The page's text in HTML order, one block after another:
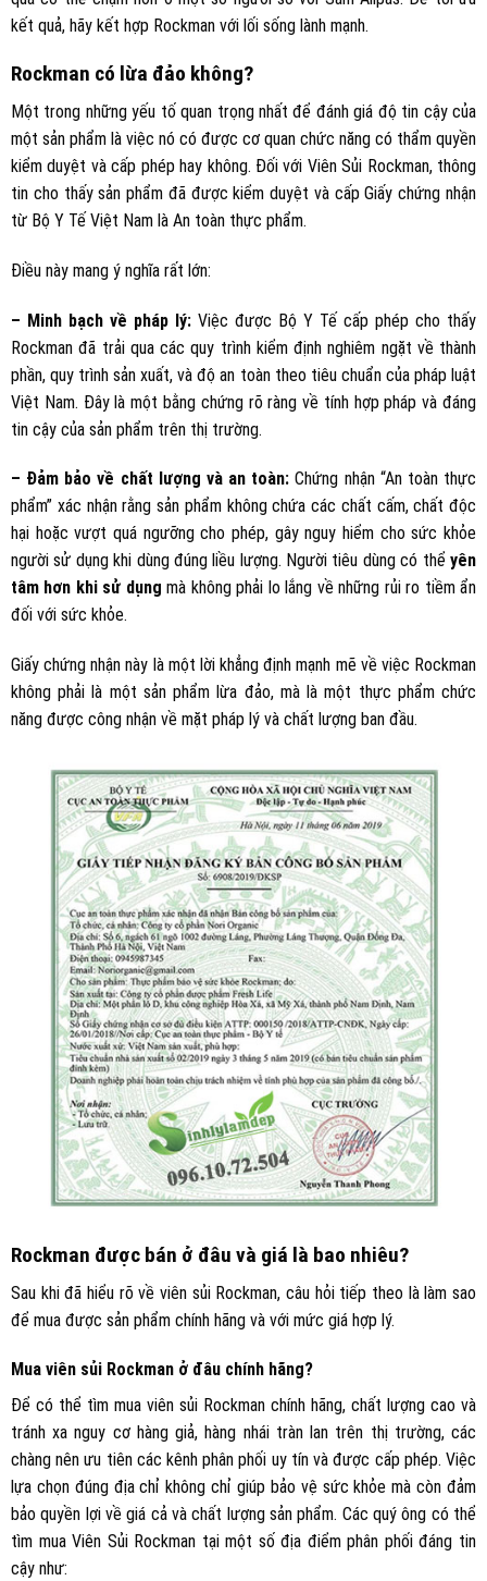
kết quả, hãy kết hợp Rockman với lối sống lành mạnh.
Rockman có lừa đảo không?
Một trong những yếu tố quan trọng nhất để đánh giá độ tin cậy của
một sản phẩm là việc nó có được cơ quan chức năng có thẩm quyền
kiểm duyệt và cấp phép hay không. Đối với Viên Sủi Rockman, thông
tin cho thấy sản phẩm đã được kiểm duyệt và cấp Giấy chứng nhận
từ Bộ Y Tế Việt Nam là An toàn thực phẩm.
Điều này mang ý nghĩa rất lớn:
– Minh bạch về pháp lý: Việc được Bộ Y Tế cấp phép cho thấy
Rockman đã trải qua các quy trình kiểm định nghiêm ngặt về thành
phần, quy trình sản xuất, và độ an toàn theo tiêu chuẩn của pháp luật
Việt Nam. Đây là một bằng chứng rõ ràng về tính hợp pháp và đáng
tin cậy của sản phẩm trên thị trường.
– Đảm bảo về chất lượng và an toàn: Chứng nhận “An toàn thực
phẩm” xác nhận rằng sản phẩm không chứa các chất cấm, chất độc
hại hoặc vượt quá ngưỡng cho phép, gây nguy hiểm cho sức khỏe
người sử dụng khi dùng đúng liều lượng. Người tiêu dùng có thể yên
tâm hơn khi sử dụng mà không phải lo lắng về những rủi ro tiềm ẩn
đối với sức khỏe.
Giấy chứng nhận này là một lời khẳng định mạnh mẽ về việc Rockman
không phải là một sản phẩm lừa đảo, mà là một thực phẩm chức
năng được công nhận về mặt pháp lý và chất lượng ban đầu.
Rockman được bán ở đâu và giá là bao nhiêu?
Sau khi đã hiểu rõ về viên sủi Rockman, câu hỏi tiếp theo là làm sao
để mua được sản phẩm chính hãng và với mức giá hợp lý.
Mua viên sủi Rockman ở đâu chính hãng?
Để có thể tìm mua viên sủi Rockman chính hãng, chất lượng cao và
tránh xa nguy cơ hàng giả, hàng nhái tràn lan trên thị trường, các
chàng nên ưu tiên các kênh phân phối uy tín và được cấp phép. Việc
lựa chọn đúng địa chỉ không chỉ giúp bảo vệ sức khỏe mà còn đảm
bảo quyền lợi về giá cả và chất lượng sản phẩm. Các quý ông có thể
tìm mua Viên Sủi Rockman tại một số địa điểm phân phối đáng tin
cậy như: